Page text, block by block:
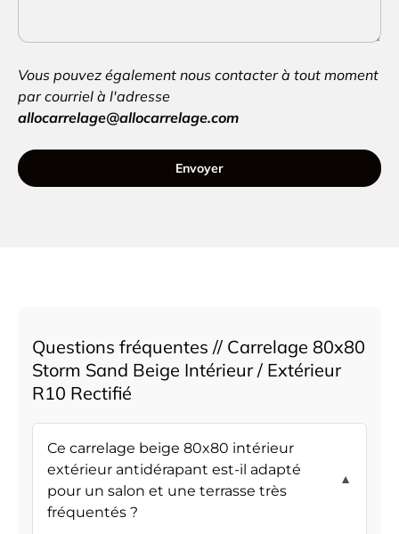
Vous pouvez également nous contacter à tout moment
par courriel à l'adresse
allocarrelage@allocarrelage.com
Envoyer
Questions fréquentes // Carrelage 80x80
Storm Sand Beige Intérieur / Extérieur
R10 Rectifié
Ce carrelage beige 80x80 intérieur
extérieur antidérapant est-il adapté
pour un salon et une terrasse très
fréquentés ?
▼